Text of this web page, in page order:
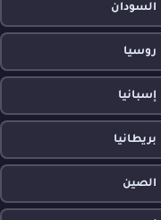
السودان
روسيا
إسبانيا
بريطانيا
الصين